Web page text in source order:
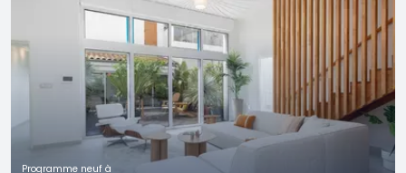
Programme neuf à